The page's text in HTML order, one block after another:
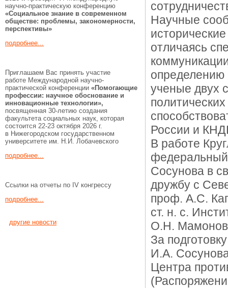
научно-практическую конференцию
«Социальное знание в современном
обществе: проблемы, закономерности,
перспективы»
подробнее...
Приглашаем Вас принять участие
работе Международной научно-
практической конференции «Помогающие
профессии: научное обоснование и
инновационные технологии»,
посвященная 30-летию создания
факультета социальных наук, которая
состоится 22-23 октября 2026 г.
в Нижегородском государственном
университете им. Н.И. Лобачевского
подробнее...
Ссылки на отчеты по IV конгрессу
подробнее...
другие новости
Научные
отличаясь
определению
ученые двух
России и
В работе
Сосунова в
дружбу с
проф. А.С.
ст. н. с.
О.Н.
За
И.А.
Центра